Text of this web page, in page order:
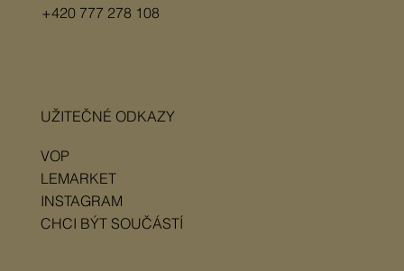
+420 777 278 108
UŽITEČNÉ ODKAZY
VOP
LEMARKET
INSTAGRAM
CHCI BÝT SOUČÁSTÍ